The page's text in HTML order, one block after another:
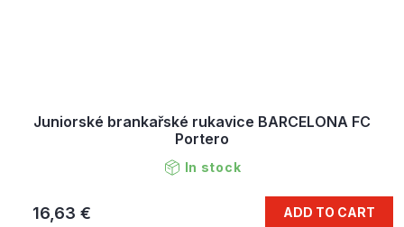
Juniorské brankařské rukavice BARCELONA FC
Portero
In stock
16,63 € ADD TO CART